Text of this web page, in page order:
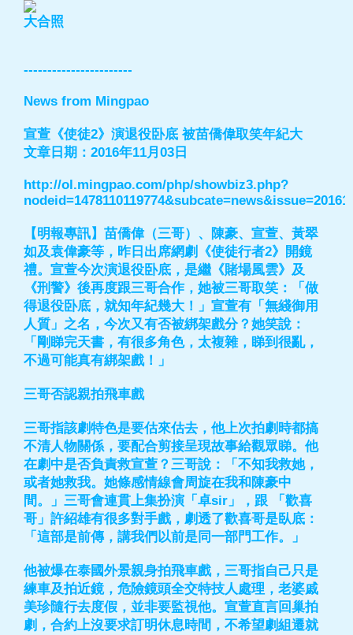
大合照
-----------------------
News from Mingpao
宣萱《使徒2》演退役卧底 被苗僑偉取笑年紀大
文章日期：2016年11月03日
http://ol.mingpao.com/php/showbiz3.php?
【明報專訊】苗僑偉（三哥）、陳豪、宣萱、黃翠
如及袁偉豪等，昨日出席網劇《使徒行者2》開鏡
禮。宣萱今次演退役卧底，是繼《賭場風雲》及
《刑警》後再度跟三哥合作，她被三哥取笑：「做
得退役卧底，就知年紀幾大！」宣萱有「無綫御用
人質」之名，今次又有否被綁架戲分？她笑說：
「剛睇完天書，有很多角色，太複雜，睇到很亂，
不過可能真有綁架戲！」
三哥否認親拍飛車戲
三哥指該劇特色是要估來估去，他上次拍劇時都搞
不清人物關係，要配合剪接呈現故事給觀眾睇。他
在劇中是否負責救宣萱？三哥說：「不知我救她，
或者她救我。她條感情線會周旋在我和陳豪中
間。」三哥會連貫上集扮演「卓sir」，跟 「歡喜
哥」許紹雄有很多對手戲，劇透了歡喜哥是臥底：
「這部是前傳，講我們以前是同一部門工作。」
他被爆在泰國外景親身拍飛車戲，三哥指自己只是
練車及拍近鏡，危險鏡頭全交特技人處理，老婆戚
美珍隨行去度假，並非要監視他。宣萱直言回巢拍
劇，合約上沒要求訂明休息時間，不希望劇組遷就